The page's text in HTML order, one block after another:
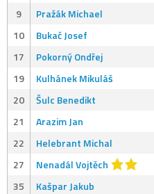
9
Pražák Michael
10
Bukač Josef
17
Pokorný Ondřej
19
Kulhánek Mikuláš
20
Šulc Benedikt
21
Arazim Jan
22
Helebrant Michal
27
Nenadál Vojtěch
35
Kašpar Jakub